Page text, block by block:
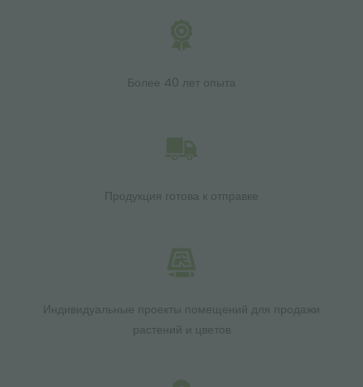
Более 40 лет опыта
Продукция готова к отправке
Индивидуальные проекты помещений для продажи
растений и цветов